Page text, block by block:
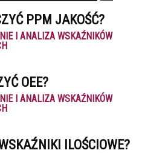
PPM JAKOŚĆ?
I ANALIZA WSKAŹNIKÓW
OEE?
I ANALIZA WSKAŹNIKÓW
ILOŚCIOWE?